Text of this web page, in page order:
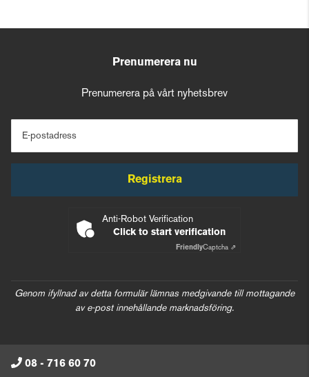
Prenumerera nu
Prenumerera på vårt nyhetsbrev
E-postadress
Registrera
Anti-Robot Verification
Click to start verification
FriendlyCaptcha ⇗
Genom ifyllnad av detta formulär lämnas medgivande till mottagande
av e-post innehållande marknadsföring.
08 - 716 60 70